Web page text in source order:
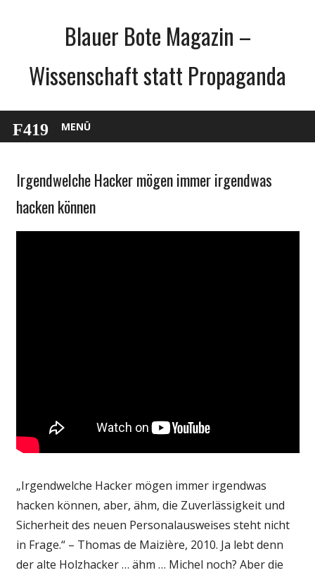
Blauer Bote Magazin –
Wissenschaft statt Propaganda
MENÜ
Internet
Irgendwelche Hacker mögen immer irgendwas
hacken können
„Irgendwelche Hacker mögen immer irgendwas
hacken können, aber, ähm, die Zuverlässigkeit und
Sicherheit des neuen Personalausweises steht nicht
in Frage.“ – Thomas de Maizière, 2010. Ja lebt denn
der alte Holzhacker … ähm … Michel noch? Aber die